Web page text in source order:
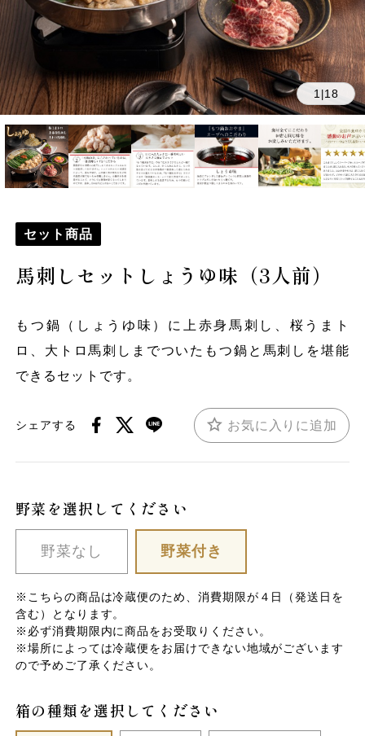
1 |18
セット商品
馬刺しセットしょうゆ味（3人前）
もつ鍋（しょうゆ味）に上赤身馬刺し、桜うまト
ロ、大トロ馬刺しまでついたもつ鍋と馬刺しを堪能
できるセットです。
シェアする お気に入りに追加
野菜を選択してください
野菜なし 野菜付き
※こちらの商品は冷蔵便のため、消費期限が４日（発送日を
含む）となります。
※必ず消費期限内に商品をお受取りください。
※場所によっては冷蔵便をお届けできない地域がございます
ので予めご了承ください。
箱の種類を選択してください